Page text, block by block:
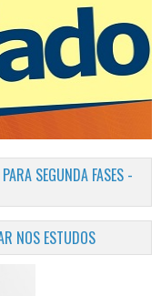
SEGUNDA FASES -
NOS ESTUDOS